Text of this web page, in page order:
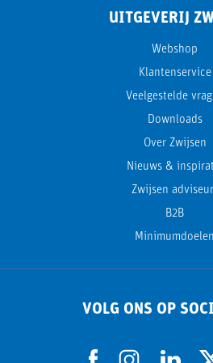
UITGEVERIJ
Webshop
Klantenservice
Veelgestelde
Downloads
Over Zwijsen
Nieuws &
Zwijsen
B2B
Minimumdoelen
VOLG ONS OP